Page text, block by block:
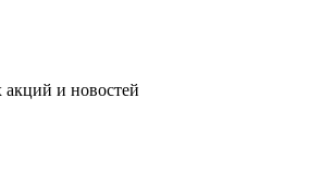
акций и новостей